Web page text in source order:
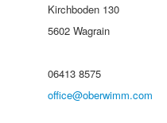
Kirchboden 130
5602 Wagrain
06413 8575
office@oberwimm.com